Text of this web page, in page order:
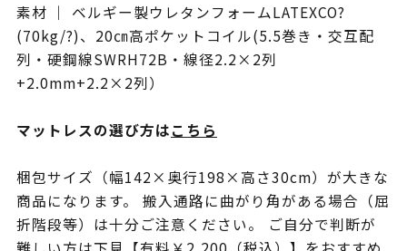
素材 ｜ ベルギー製ウレタンフォームLATEXCO?
(70kg/?)、20㎝高ポケットコイル(5.5巻き・交互配
列・硬鋼線SWRH72B・線径2.2×2列
+2.0mm+2.2×2列）
マットレスの選び方はこちら
梱包サイズ（幅142×奥行198×高さ30cm）が大きな
商品になります。 搬入通路に曲がり角がある場合（屈
折階段等）は十分ご注意ください。 ご自分で判断が